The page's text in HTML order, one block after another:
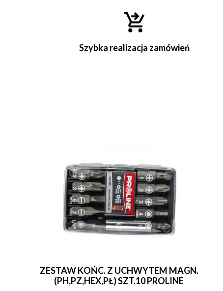
Szybka realizacja zamówień
ZESTAW KOŃC. Z UCHWYTEM MAGN.
(PH,PZ,HEX,PŁ) SZT.10 PROLINE